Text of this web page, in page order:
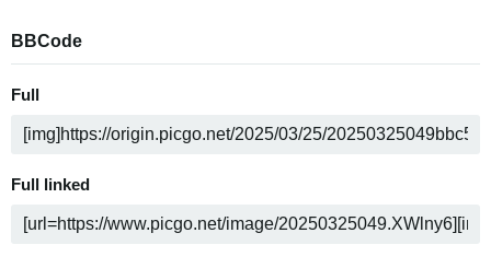
BBCode
Full
Full linked